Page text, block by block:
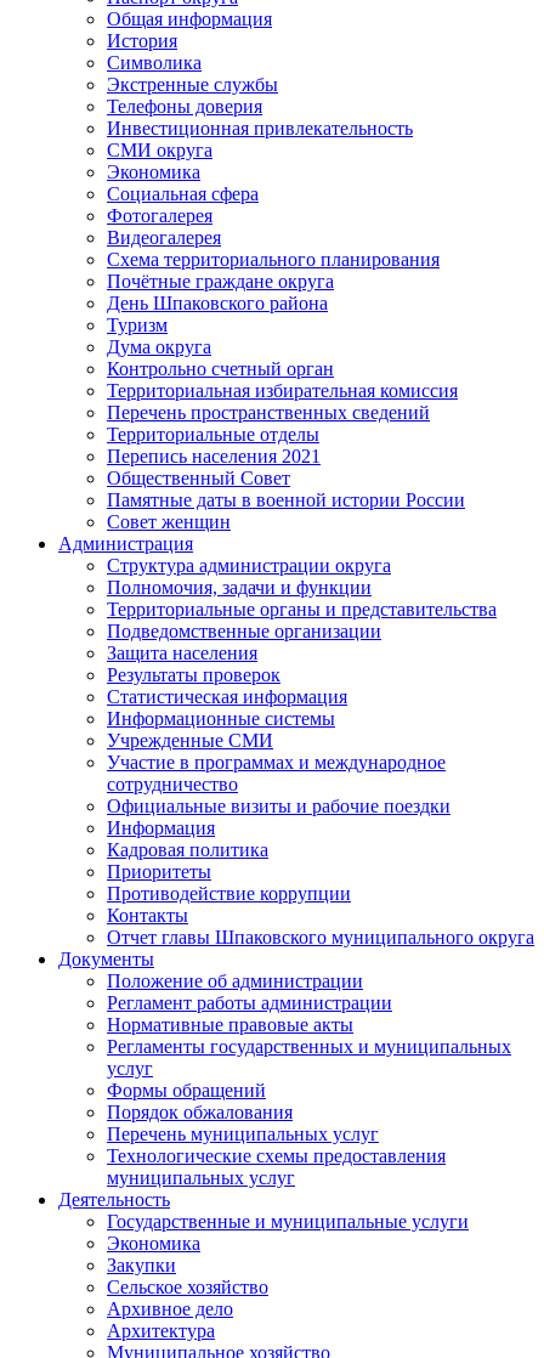
Общая информация
История
Символика
Экстренные службы
Телефоны доверия
Инвестиционная привлекательность
СМИ округа
Экономика
Социальная сфера
Фотогалерея
Видеогалерея
Схема территориального планирования
Почётные граждане округа
День Шпаковского района
Туризм
Дума округа
Контрольно счетный орган
Территориальная избирательная комиссия
Перечень пространственных сведений
Территориальные отделы
Перепись населения 2021
Общественный Совет
Памятные даты в военной истории России
Совет женщин
Администрация
Структура администрации округа
Полномочия, задачи и функции
Территориальные органы и представительства
Подведомственные организации
Защита населения
Результаты проверок
Статистическая информация
Информационные системы
Учрежденные СМИ
Участие в программах и международное
сотрудничество
Официальные визиты и рабочие поездки
Информация
Кадровая политика
Приоритеты
Противодействие коррупции
Контакты
Отчет главы Шпаковского муниципального округа
Документы
Положение об администрации
Регламент работы администрации
Нормативные правовые акты
Регламенты государственных и муниципальных
услуг
Формы обращений
Порядок обжалования
Перечень муниципальных услуг
Технологические схемы предоставления
муниципальных услуг
Деятельность
Государственные и муниципальные услуги
Экономика
Закупки
Сельское хозяйство
Архивное дело
Архитектура
Муниципальное хозяйство